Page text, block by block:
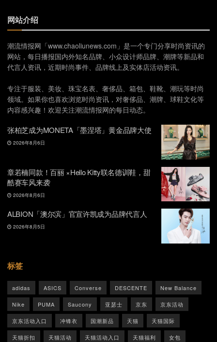
网站介绍
潮流情报网「www.chaoliunews.com」是一个专门分享时尚资讯的
网站，每日播报国内外知名品牌、小众设计师品牌、潮牌等新品和
代言人资讯，近期时尚事件、品牌线上及实体店活动资讯。
专注于服装、美妆、珠宝名表、奢侈品、箱包、鞋靴、潮玩等时尚
领域。如果你也喜欢浏览时尚资讯，对奢侈品、潮牌、球鞋文化等
内容感兴趣！欢迎关注潮流情报网的每日动态。
张柏芝成为MONETA「墨涅塔」黄金品牌大使
2026年8月6日
章若楠同款！百丽 ×Hello Kitty联名德训鞋，甜
酷赛车风来袭
2026年8月6日
ALBION「澳尔滨」官宣许凯成为品牌代言人
2026年8月5日
标签
adidas ASICS Converse DESCENTE New Balance
Nike PUMA Saucony 亚瑟士 京东 京东活动
京东活动入口 冲锋衣 国潮新品 天猫 天猫国际
天猫折扣 天猫活动 天猫活动入口 天猫福利 女包